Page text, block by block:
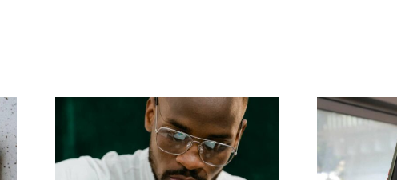
Las 17 mejores
estrategias